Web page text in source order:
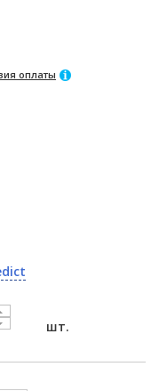
оплаты
шт.